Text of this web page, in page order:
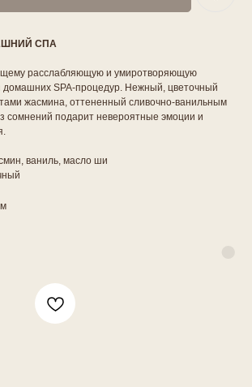
СПА
расслабляющую и умиротворяющую
домашних SPA-процедур. Нежный, цветочный
жасмина, оттененный сливочно-ванильным
сомнений подарит невероятные эмоции и
ваниль, масло ши